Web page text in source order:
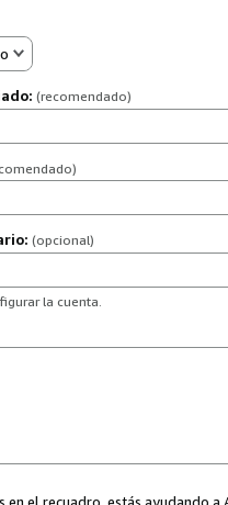
(recomendado)
(opcional)
la cuenta.